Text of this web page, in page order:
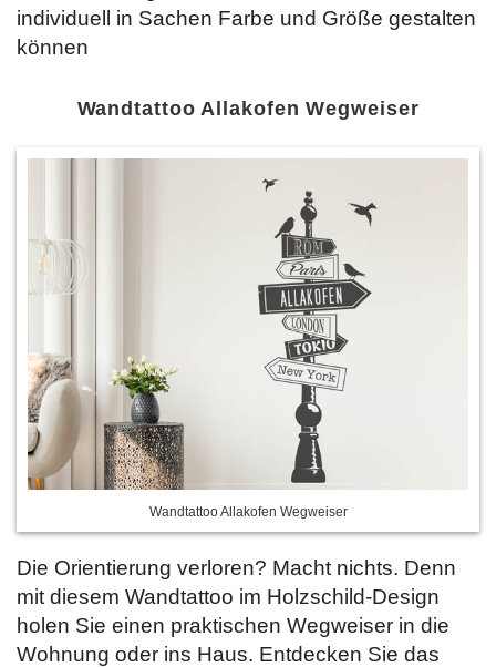
individuell in Sachen Farbe und Größe gestalten
können
Wandtattoo Allakofen Wegweiser
Wandtattoo Allakofen Wegweiser
Die Orientierung verloren? Macht nichts. Denn
mit diesem Wandtattoo im Holzschild-Design
holen Sie einen praktischen Wegweiser in die
Wohnung oder ins Haus. Entdecken Sie das